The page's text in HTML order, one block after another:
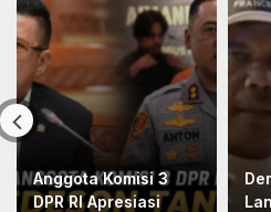
Anggota Komisi 3
DPR RI Apresiasi